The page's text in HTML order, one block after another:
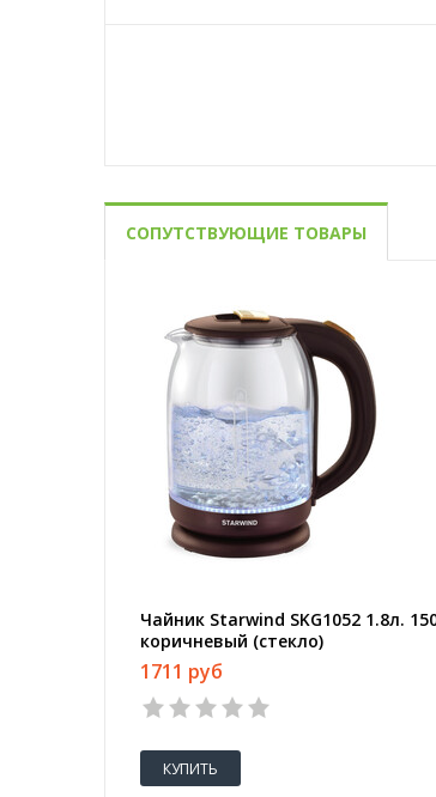
СОПУТСТВУЮЩИЕ ТОВАРЫ
Чайник Starwind SKG1052 1.8л.
коричневый (стекло)
1711 руб
КУПИТЬ